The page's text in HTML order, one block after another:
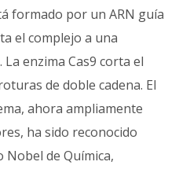
formado por un ARN guía
el complejo a una
La enzima Cas9 corta el
de doble cadena. El
ahora ampliamente
ha sido reconocido
Nobel de Química,